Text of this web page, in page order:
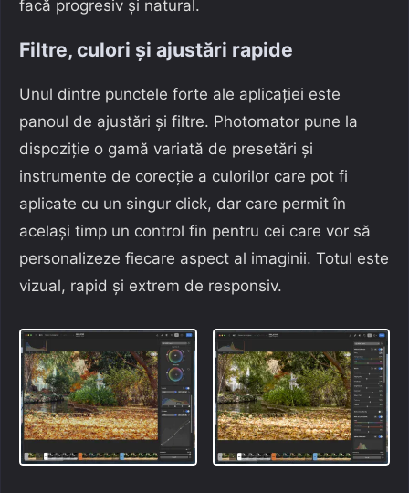
facă progresiv și natural.
Filtre, culori și ajustări rapide
Unul dintre punctele forte ale aplicației este
panoul de ajustări și filtre. Photomator pune la
dispoziție o gamă variată de presetări și
instrumente de corecție a culorilor care pot fi
aplicate cu un singur click, dar care permit în
același timp un control fin pentru cei care vor să
personalizeze fiecare aspect al imaginii. Totul este
vizual, rapid și extrem de responsiv.